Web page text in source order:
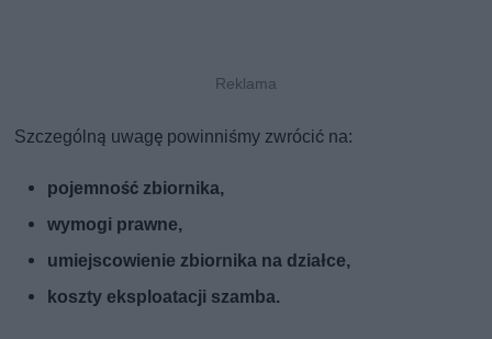
Szczególną uwagę powinniśmy zwrócić na:
pojemność zbiornika,
wymogi prawne,
umiejscowienie zbiornika na działce,
koszty eksploatacji szamba.